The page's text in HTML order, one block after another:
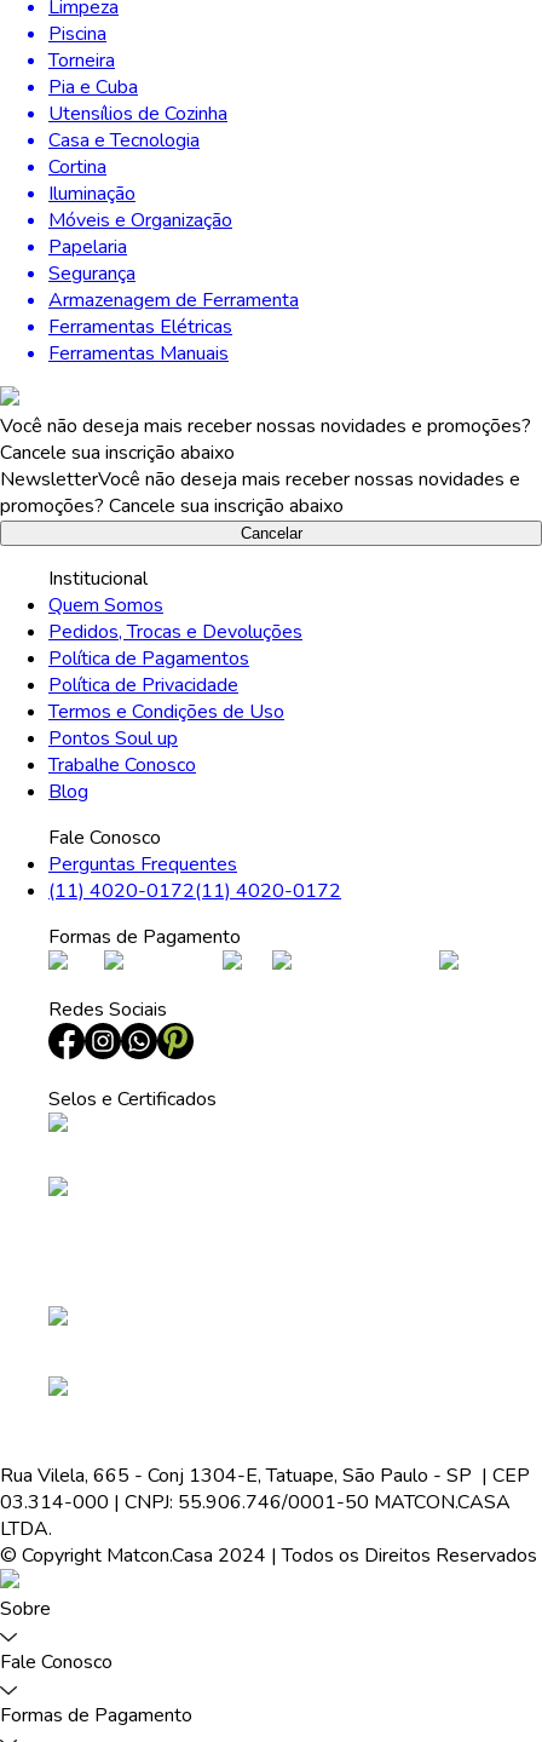
Limpeza
Piscina
Torneira
Pia e Cuba
Utensílios de Cozinha
Casa e Tecnologia
Cortina
Iluminação
Móveis e Organização
Papelaria
Segurança
Armazenagem de Ferramenta
Ferramentas Elétricas
Ferramentas Manuais
Você não deseja mais receber nossas novidades e promoções?
Cancele sua inscrição abaixo
NewsletterVocê não deseja mais receber nossas novidades e
promoções? Cancele sua inscrição abaixo
Cancelar
Institucional
Quem Somos
Pedidos, Trocas e Devoluções
Política de Pagamentos
Política de Privacidade
Termos e Condições de Uso
Pontos Soul up
Trabalhe Conosco
Blog
Fale Conosco
Perguntas Frequentes
(11) 4020-0172(11) 4020-0172
Formas de Pagamento
Redes Sociais
Selos e Certificados
Rua Vilela, 665 - Conj 1304-E, Tatuape, São Paulo - SP | CEP
03.314-000 | CNPJ: 55.906.746/0001-50 MATCON.CASA
LTDA.
© Copyright Matcon.Casa 2024 | Todos os Direitos Reservados
Sobre
Fale Conosco
Formas de Pagamento